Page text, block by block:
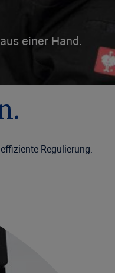
einer Hand.
Regulierung.